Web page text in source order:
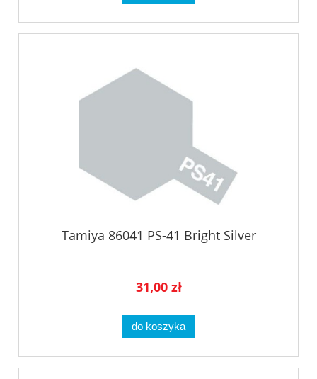
Tamiya 86041 PS-41 Bright Silver
31,00 zł
do koszyka